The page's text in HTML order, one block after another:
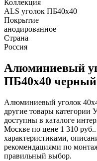
Коллекция
ALS уголок ПБ40х40
Покрытие
анодированное
Страна
Россия
Алюминиевый
ПБ40х40
Алюминиевый уголок
другие товары
доступны в каталоге
Москве по цене 1 310
характеристиками,
рекомендациями по
правильный выбор.